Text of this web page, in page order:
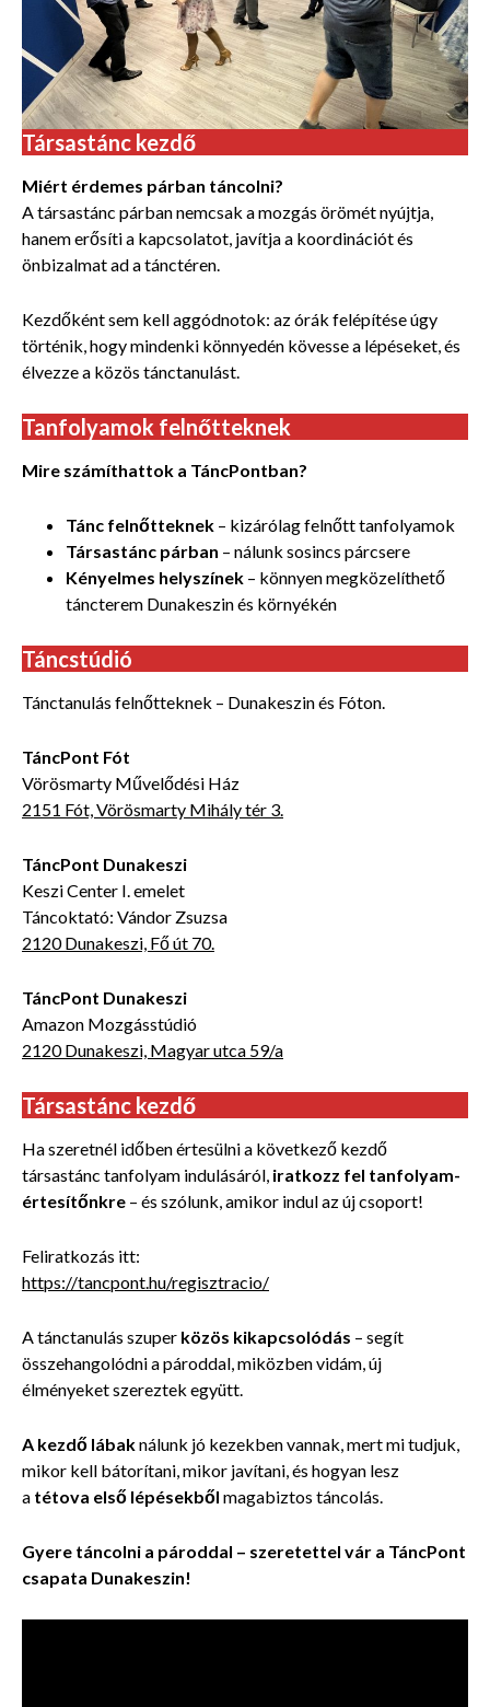
Társastánc kezdő
Miért érdemes párban táncolni?
A társastánc párban nemcsak a mozgás örömét nyújtja,
hanem erősíti a kapcsolatot, javítja a koordinációt és
önbizalmat ad a tánctéren.
Kezdőként sem kell aggódnotok: az órák felépítése úgy
történik, hogy mindenki könnyedén kövesse a lépéseket, és
élvezze a közös tánctanulást.
Tanfolyamok felnőtteknek
Mire számíthattok a TáncPontban?
Tánc felnőtteknek – kizárólag felnőtt tanfolyamok
Társastánc párban – nálunk sosincs párcsere
Kényelmes helyszínek – könnyen megközelíthető
táncterem Dunakeszin és környékén
Táncstúdió
Tánctanulás felnőtteknek – Dunakeszin és Fóton.
TáncPont Fót
Vörösmarty Művelődési Ház
2151 Fót, Vörösmarty Mihály tér 3.
TáncPont Dunakeszi
Keszi Center I. emelet
Táncoktató: Vándor Zsuzsa
2120 Dunakeszi, Fő út 70.
TáncPont Dunakeszi
Amazon Mozgásstúdió
2120 Dunakeszi, Magyar utca 59/a
Társastánc kezdő
Ha szeretnél időben értesülni a következő kezdő
társastánc tanfolyam indulásáról, iratkozz fel tanfolyam-
értesítőnkre – és szólunk, amikor indul az új csoport!
Feliratkozás itt:
https://tancpont.hu/regisztracio/
A tánctanulás szuper közös kikapcsolódás – segít
összehangolódni a pároddal, miközben vidám, új
élményeket szereztek együtt.
A kezdő lábaknálunk jó kezekben vannak, mert mi tudjuk,
mikor kell bátorítani, mikor javítani, és hogyan lesz
a tétova első lépésekből magabiztos táncolás.
Gyere táncolni a pároddal – szeretettel vár a TáncPont
csapata Dunakeszin!